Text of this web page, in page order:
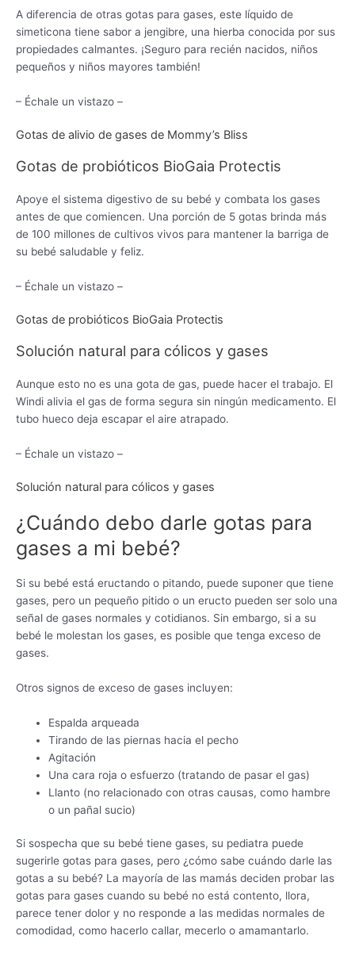
A diferencia de otras gotas para gases, este líquido de
simeticona tiene sabor a jengibre, una hierba conocida por sus
propiedades calmantes. ¡Seguro para recién nacidos, niños
pequeños y niños mayores también!
– Échale un vistazo –
Gotas de alivio de gases de Mommy’s Bliss
Gotas de probióticos BioGaia Protectis
Apoye el sistema digestivo de su bebé y combata los gases
antes de que comiencen. Una porción de 5 gotas brinda más
de 100 millones de cultivos vivos para mantener la barriga de
su bebé saludable y feliz.
– Échale un vistazo –
Gotas de probióticos BioGaia Protectis
Solución natural para cólicos y gases
Aunque esto no es una gota de gas, puede hacer el trabajo. El
Windi alivia el gas de forma segura sin ningún medicamento. El
tubo hueco deja escapar el aire atrapado.
– Échale un vistazo –
Solución natural para cólicos y gases
¿Cuándo debo darle gotas para
gases a mi bebé?
Si su bebé está eructando o pitando, puede suponer que tiene
gases, pero un pequeño pitido o un eructo pueden ser solo una
señal de gases normales y cotidianos. Sin embargo, si a su
bebé le molestan los gases, es posible que tenga exceso de
gases.
Otros signos de exceso de gases incluyen:
Espalda arqueada
Tirando de las piernas hacia el pecho
Agitación
Una cara roja o esfuerzo (tratando de pasar el gas)
Llanto (no relacionado con otras causas, como hambre
o un pañal sucio)
Si sospecha que su bebé tiene gases, su pediatra puede
sugerirle gotas para gases, pero ¿cómo sabe cuándo darle las
gotas a su bebé? La mayoría de las mamás deciden probar las
gotas para gases cuando su bebé no está contento, llora,
parece tener dolor y no responde a las medidas normales de
comodidad, como hacerlo callar, mecerlo o amamantarlo.